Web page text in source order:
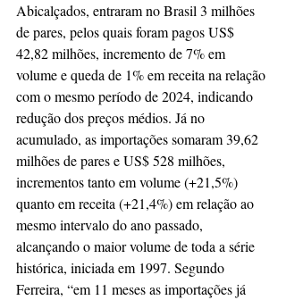
Abicalçados, entraram no Brasil 3 milhões
de pares, pelos quais foram pagos US$
42,82 milhões, incremento de 7% em
volume e queda de 1% em receita na relação
com o mesmo período de 2024, indicando
redução dos preços médios. Já no
acumulado, as importações somaram 39,62
milhões de pares e US$ 528 milhões,
incrementos tanto em volume (+21,5%)
quanto em receita (+21,4%) em relação ao
mesmo intervalo do ano passado,
alcançando o maior volume de toda a série
histórica, iniciada em 1997. Segundo
Ferreira, “em 11 meses as importações já